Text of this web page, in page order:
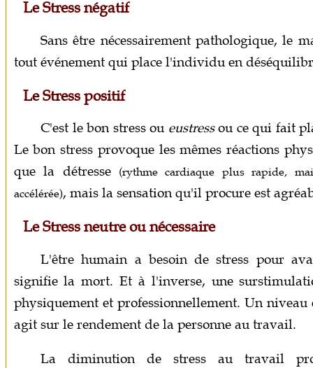
Le Stress négatif
Sans être nécessairement pathologique, le
tout événement qui place l'individu en
Le Stress positif
C'est le bon stress ou eustressou ce qui fait
Le bon stress provoque les mêmes réactions
que la détresse (rythme cardiaque plus rapide,
accélérée), mais la sensation qu'il procure est
Le Stress neutre ou nécessaire
L'être humain a besoin de stress pour
signifie la mort. Et à l'inverse, une
physiquement et professionnellement. Un
agit sur le rendement de la personne au travail.
La diminution de stress au travail